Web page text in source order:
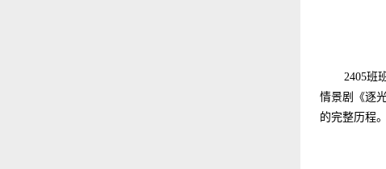
2405班
情景剧《逐
的完整历程。